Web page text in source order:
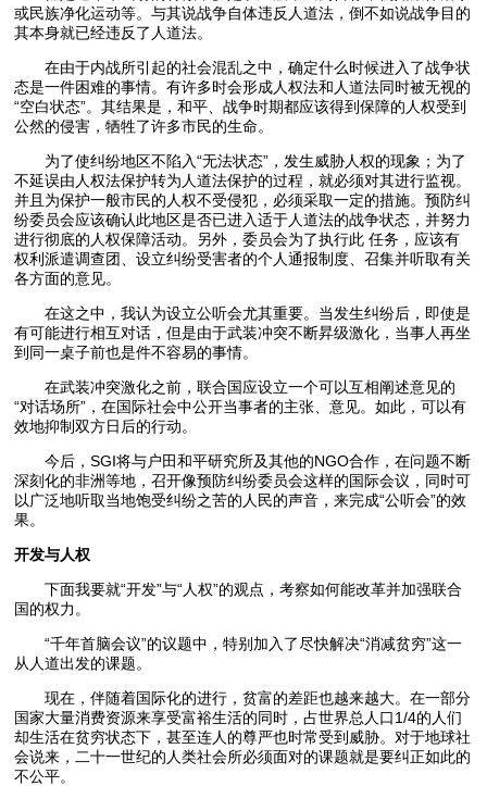
或民族净化运动等。与其说战争自体违反人道法，倒不如说战争目的
其本身就已经违反了人道法。
在由于内战所引起的社会混乱之中，确定什么时候进入了战争状
态是一件困难的事情。有许多时会形成人权法和人道法同时被无视的
“空白状态”。其结果是，和平、战争时期都应该得到保障的人权受到
公然的侵害，牺牲了许多市民的生命。
为了使纠纷地区不陷入“无法状态”，发生威胁人权的现象；为了
不延误由人权法保护转为人道法保护的过程，就必须对其进行监视。
并且为保护一般市民的人权不受侵犯，必须采取一定的措施。预防纠
纷委员会应该确认此地区是否已进入适于人道法的战争状态，并努力
进行彻底的人权保障活动。另外，委员会为了执行此 任务，应该有
权利派遣调查团、设立纠纷受害者的个人通报制度、召集并听取有关
各方面的意见。
在这之中，我认为设立公听会尤其重要。当发生纠纷后，即使是
有可能进行相互对话，但是由于武装冲突不断昇级激化，当事人再坐
到同一桌子前也是件不容易的事情。
在武装冲突激化之前，联合国应设立一个可以互相阐述意见的
“对话场所”，在国际社会中公开当事者的主张、意见。如此，可以有
效地抑制双方日后的行动。
今后，SGI将与户田和平研究所及其他的NGO合作，在问题不断
深刻化的非洲等地，召开像预防纠纷委员会这样的国际会议，同时可
以广泛地听取当地饱受纠纷之苦的人民的声音，来完成“公听会”的效
果。
开发与人权
下面我要就“开发”与“人权”的观点，考察如何能改革并加强联合
国的权力。
“千年首脑会议”的议题中，特别加入了尽快解决“消减贫穷”这一
从人道出发的课题。
现在，伴随着国际化的进行，贫富的差距也越来越大。在一部分
国家大量消费资源来享受富裕生活的同时，占世界总人口1/4的人们
却生活在贫穷状态下，甚至连人的尊严也时常受到威胁。对于地球社
会说来，二十一世纪的人类社会所必须面对的课题就是要纠正如此的
不公平。